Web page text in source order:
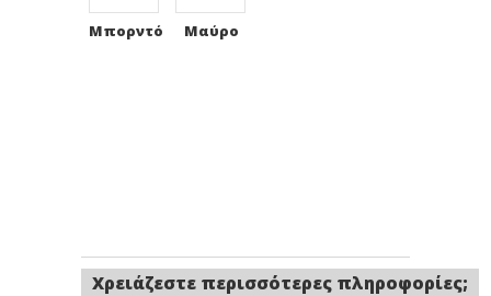
Μπορντό Μαύρο
Χρειάζεστε περισσότερες πληροφορίες;